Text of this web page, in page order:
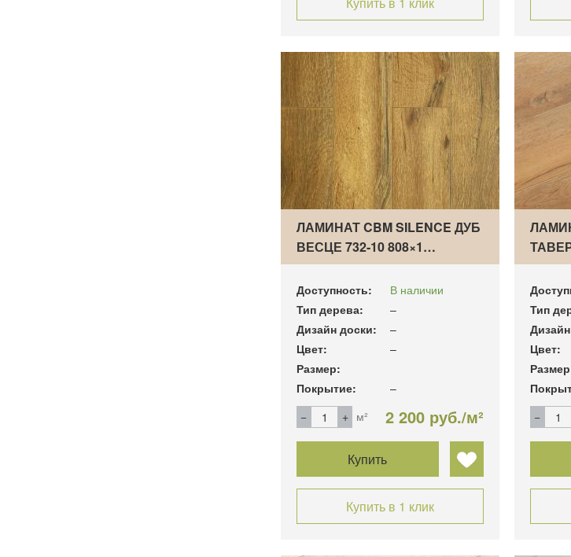
ЛАМИНАТ CBM SILENCE ДУБ
ВЕСЦЕ 732-10 808×1…
Доступность:
В наличии
Тип дерева:
–
Дизайн доски:
–
Цвет:
–
Размер:
Покрытие:
–
м²
2 200 руб./м²
Купить
Купить в 1 клик
Тип
Цвет: